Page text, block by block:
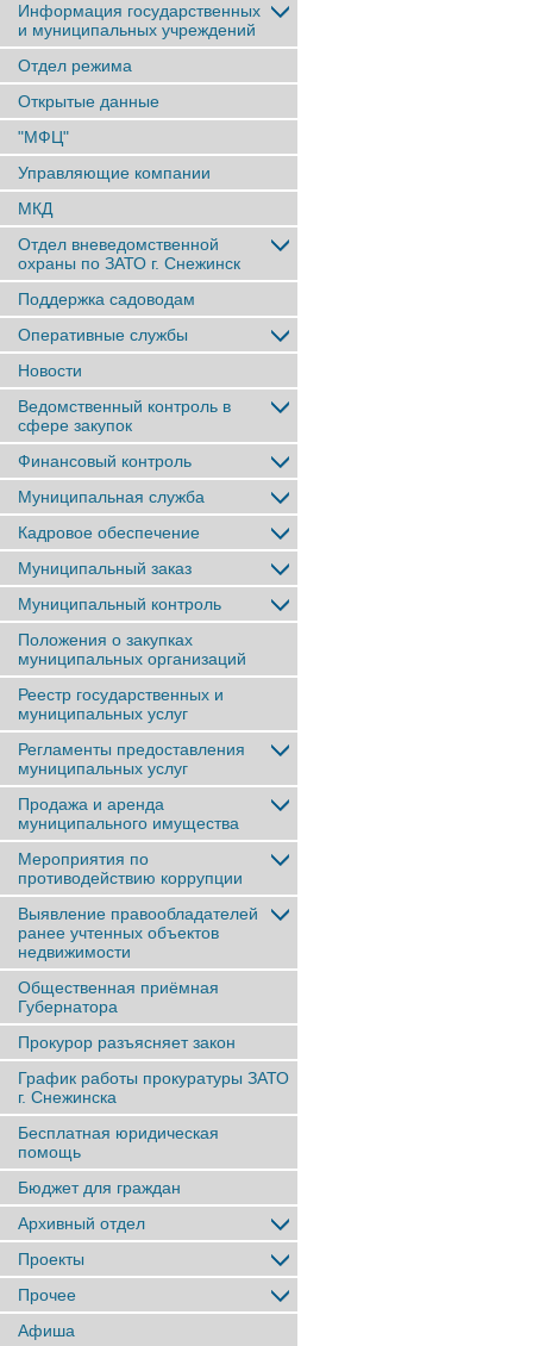
Информация государственных
и муниципальных учреждений
Отдел режима
Открытые данные
"МФЦ"
Управляющие компании
МКД
Отдел вневедомственной
охраны по ЗАТО г. Снежинск
Поддержка садоводам
Оперативные службы
Новости
Ведомственный контроль в
сфере закупок
Финансовый контроль
Муниципальная служба
Кадровое обеспечение
Муниципальный заказ
Муниципальный контроль
Положения о закупках
муниципальных организаций
Реестр государственных и
муниципальных услуг
Регламенты предоставления
муниципальных услуг
Продажа и аренда
муниципального имущества
Мероприятия по
противодействию коррупции
Выявление правообладателей
ранее учтенныx объектов
недвижимости
Общественная приёмная
Губернатора
Прокурор разъясняет закон
График работы прокуратуры ЗАТО
г. Снежинска
Бесплатная юридическая
помощь
Бюджет для граждан
Архивный отдел
Проекты
Прочее
Афиша